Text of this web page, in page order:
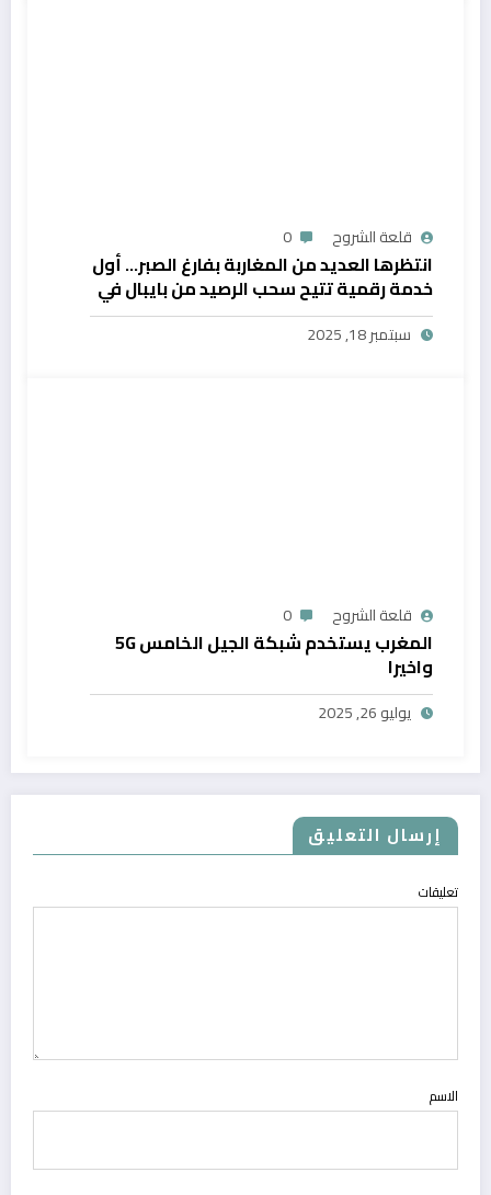
قلعة الشروح 0
انتظرها العديد من المغاربة بفارغ الصبر… أول
خدمة رقمية تتيح سحب الرصيد من بايبال في
المغرب
سبتمبر 18, 2025
قلعة الشروح 0
المغرب يستخدم شبكة الجيل الخامس 5G
واخيرا
يوليو 26, 2025
إرسال التعليق
تعليقات
الاسم